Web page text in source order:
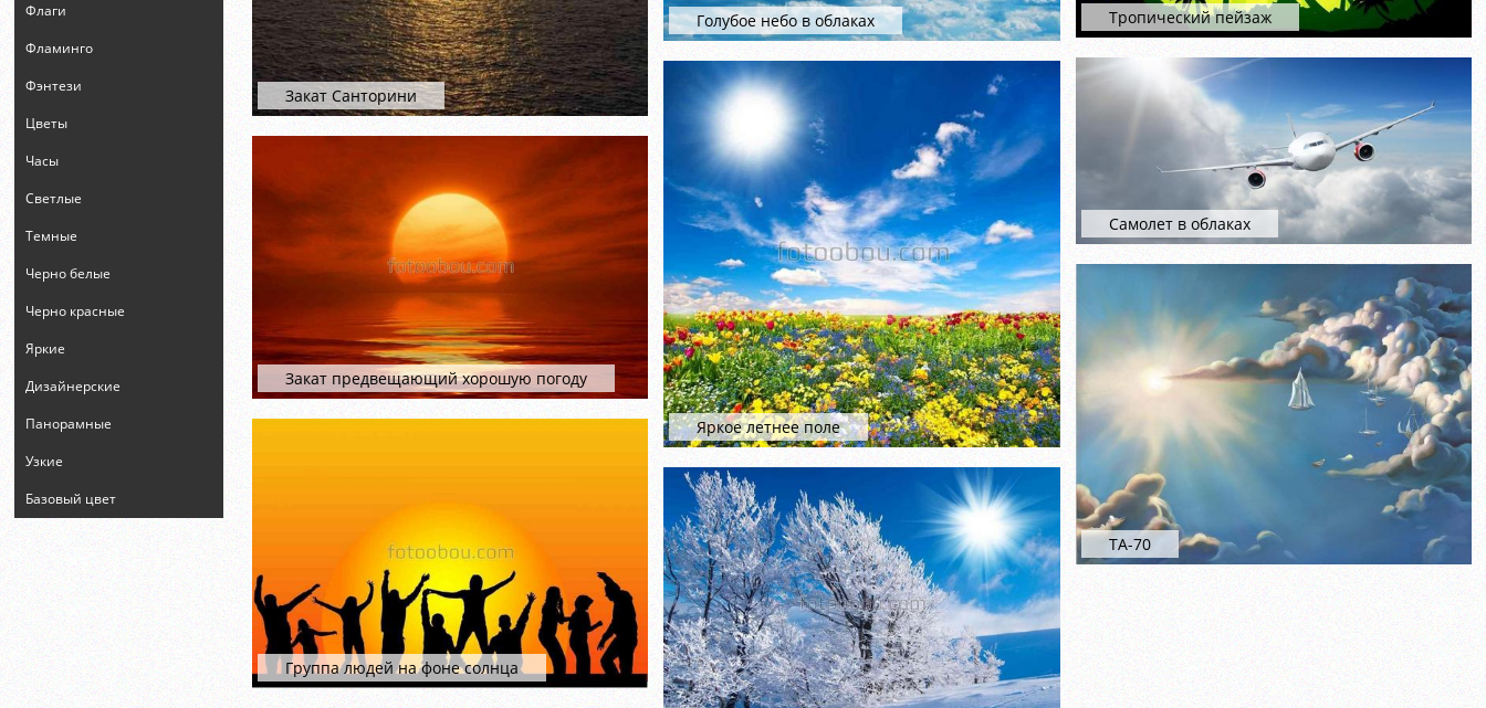
Флаги
Фламинго
Фэнтези
Цветы
Часы
Светлые
Темные
Черно белые
Черно красные
Яркие
Дизайнерские
Панорамные
Узкие
Базовый цвет
Закат Санторини
Закат предвещающий хорошую погоду
Группа людей на фоне солнца
Голубое небо в облаках
Яркое летнее поле
Тропический пейзаж
Самолет в облаках
ТА-70